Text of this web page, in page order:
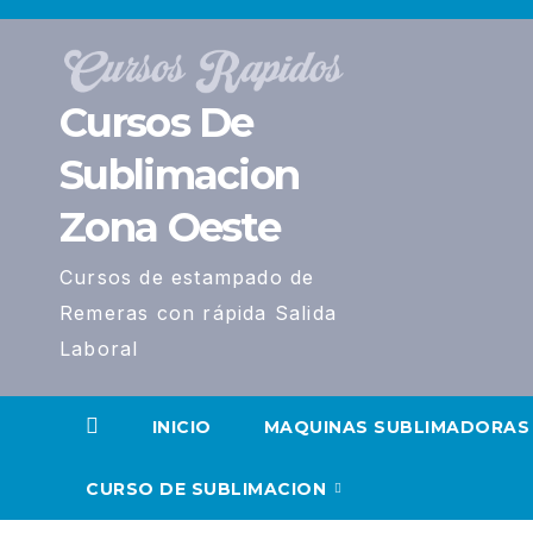
Saltar
contenido
Cursos De
Sublimacion
Zona Oeste
Cursos de estampado de
Remeras con rápida Salida
Laboral
INICIO MAQUINAS SUBLIMADORAS
CURSO DE SUBLIMACION